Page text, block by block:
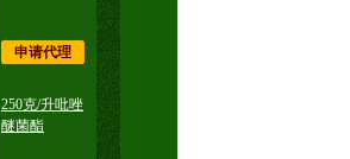
申请代理
250克/升吡唑
醚菌酯